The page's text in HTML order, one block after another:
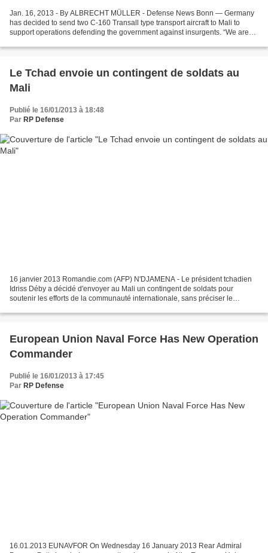
Jan. 16, 2013 - By ALBRECHT MÜLLER - Defense News Bonn — Germany
has decided to send two C-160 Transall type transport aircraft to Mali to
support operations defending the government against insurgents. “We are
Le Tchad envoie un contingent de soldats au
Mali
Publié le 16/01/2013 à 18:48
Par RP Defense
16 janvier 2013 Romandie.com (AFP) N'DJAMENA - Le président tchadien
Idriss Déby a décidé d'envoyer au Mali un contingent de soldats pour
soutenir les efforts de la communauté internationale, sans préciser le
European Union Naval Force Has New Operation
Commander
Publié le 16/01/2013 à 17:45
Par RP Defense
16.01.2013 EUNAVFOR On Wednesday 16 January 2013 Rear Admiral